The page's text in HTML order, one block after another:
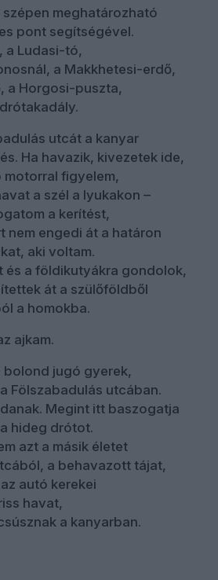
meghatározható
pont segítségével.
a Ludasi-tó,
a Makkhetesi-erdő,
a Horgosi-puszta,
utcát a kanyar
Ha havazik, kivezetek ide,
motorral figyelem,
a szél a lyukakon –
a kerítést,
nem engedi át a határon
aki voltam.
és a földikutyákra gondolok,
át a szülőföldből
a homokba.
ajkam.
bolond jugó gyerek,
Fölszabadulás utcában.
Megint itt baszogatja
hideg drótot.
azt a másik életet
a behavazott tájat,
autó kerekei
havat,
a kanyarban.